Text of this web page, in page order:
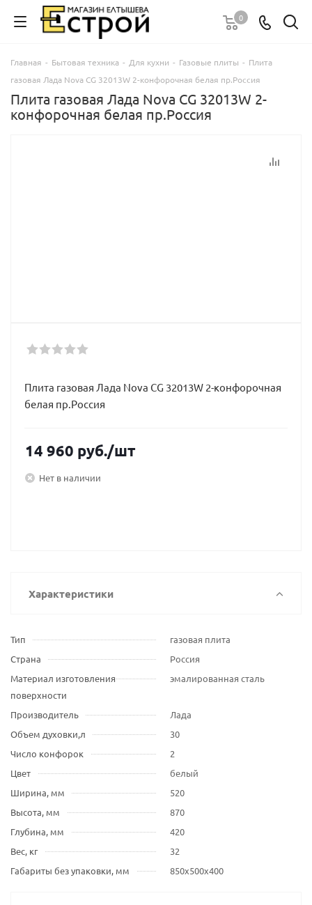
0
Главная - Бытовая техника - Для кухни - Газовые плиты - Плита
газовая Лада Nova CG 32013W 2-конфорочная белая пр.Россия
Плита газовая Лада Nova CG 32013W 2-
конфорочная белая пр.Россия
Плита газовая Лада Nova CG 32013W 2-конфорочная
белая пр.Россия
14 960 руб./шт
Нет в наличии
Характеристики
Тип
газовая плита
Страна
Россия
Материал изготовления
поверхности
эмалированная сталь
Производитель
Лада
Объем духовки,л
30
Число конфорок
2
Цвет
белый
Ширина, мм
520
Высота, мм
870
Глубина, мм
420
Вес, кг
32
Габариты без упаковки, мм
850х500х400